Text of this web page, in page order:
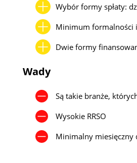
Wybór formy spłaty:
Minimum formalności
Dwie formy
Wady
Są takie branże,
Wysokie RRSO
Minimalny